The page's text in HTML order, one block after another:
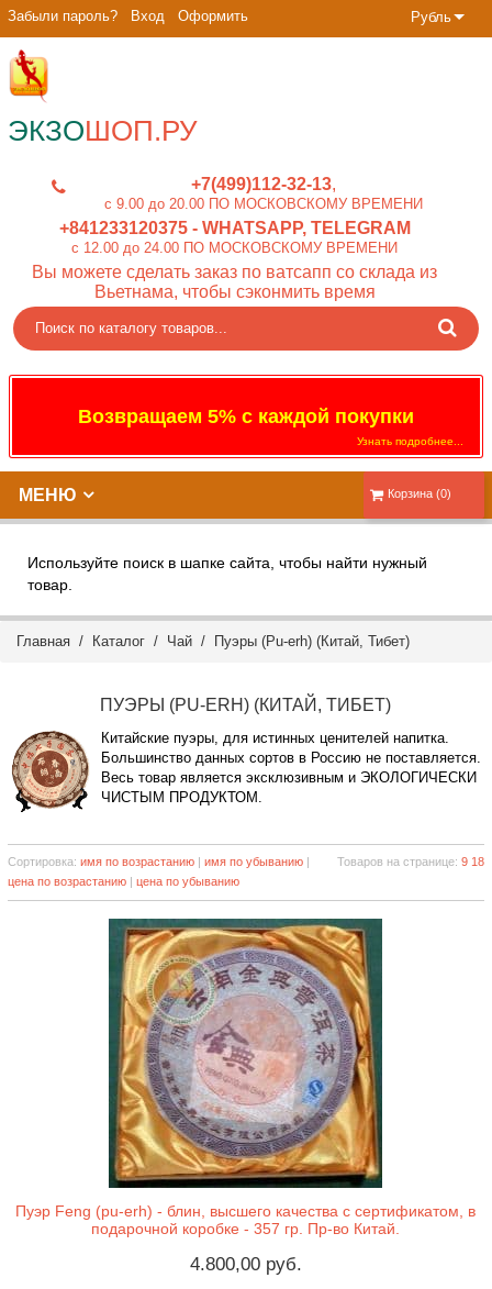
Рубль
Забыли пароль? Вход Оформить
ЭКЗОШОП.РУ
+7(499)112-32-13
c 9.00 до 20.00 ПО МОСКОВСКОМУ ВРЕМЕНИ
+841233120375- WHATSAPP, TELEGRAM
c 12.00 до 24.00 ПО МОСКОВСКОМУ ВРЕМЕНИ
Вы можете сделать заказ по ватсапп со склада из
Вьетнама, чтобы сэконмить время
Возвращаем 5% с каждой покупки
Узнать подробнее...
Корзина (0)
МЕНЮ
Используйте поиск в шапке сайта, чтобы найти нужный
товар.
Главная / Каталог / Чай / Пуэры (Pu-erh) (Китай, Тибет)
ПУЭРЫ (PU-ERH) (КИТАЙ, ТИБЕТ)
Китайские пуэры, для истинных ценителей напитка.
Большинство данных сортов в Россию не поставляется.
Весь товар является эксклюзивным и ЭКОЛОГИЧЕСКИ
ЧИСТЫМ ПРОДУКТОМ.
Товаров на странице:9 18
Сортировка: имя по возрастанию| имя по убыванию|
цена по возрастанию| цена по убыванию
Пуэр Feng (pu-erh) - блин, высшего качества с сертификатом, в
подарочной коробке - 357 гр. Пр-во Китай.
4.800,00 руб.